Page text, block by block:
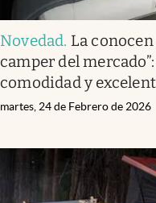
Novedad. La
camper del
comodidad y
martes, 24 de Febrero de 2026